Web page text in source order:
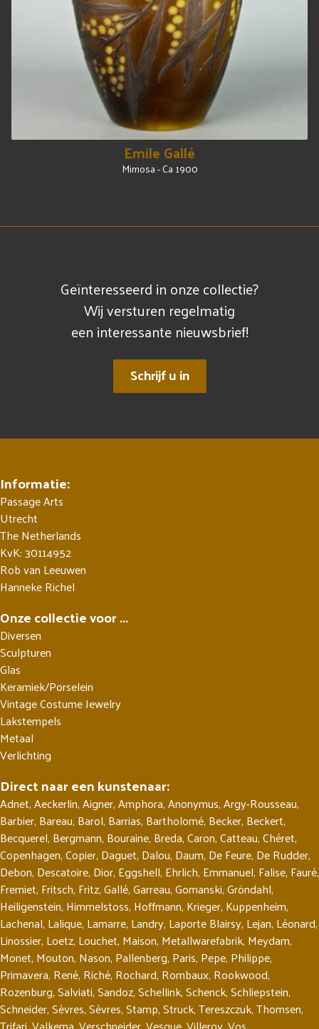
Emile Gallé
Mimosa - Ca 1900
Geïnteresseerd in onze collectie?
Wij versturen regelmatig
een interessante nieuwsbrief!
Schrijf u in
Informatie:
Passage Arts
Utrecht
The Netherlands
KvK: 30114952
Rob van Leeuwen
Hanneke Richel
Onze collectie voor ...
Diversen
Sculpturen
Glas
Keramiek/Porselein
Vintage Costume Jewelry
Lakstempels
Metaal
Verlichting
Direct naar een kunstenaar:
Adnet,Aeckerlin,Aigner,Amphora,Anonymus,Argy-Rousseau,
Barbier, Bareau, Barol, Barrias, Bartholomé, Becker, Beckert,
Becquerel, Bergmann, Bouraine, Breda,Caron,Catteau,Chéret,
Copenhagen,Copier, Daguet, Dalou, Daum, De Feure, De Rudder,
Debon, Descatoire, Dior, Eggshell, Ehrlich, Emmanuel, Falise, Fauré,
Fremiet, Fritsch, Fritz,Gallé,Garreau,Gomanski,Gröndahl,
Heiligenstein, Himmelstoss, Hoffmann, Krieger, Kuppenheim,
Lachenal, Lalique, Lamarre, Landry, Laporte Blairsy, Lejan, Léonard,
Linossier, Loetz, Louchet, Maison, Metallwarefabrik, Meydam,
Monet, Mouton, Nason, Pallenberg, Paris, Pepe, Philippe,
Primavera, René, Riché, Rochard, Rombaux, Rookwood,
Rozenburg,Salviati,Sandoz,Schellink,Schenck,Schliepstein,
Schneider,Sèvres,Sèvres,Stamp,Struck,Tereszczuk,Thomsen,